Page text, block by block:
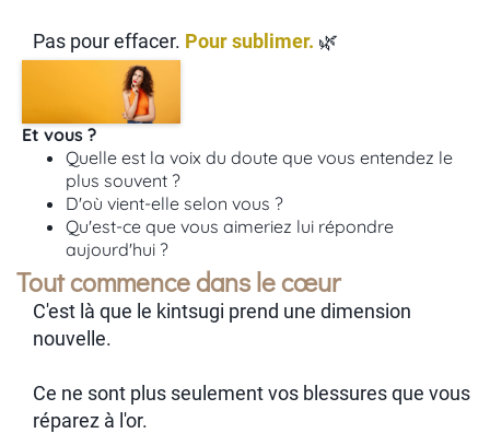
Pas pour effacer. Pour sublimer. 🌿
Et vous ?
Quelle est la voix du doute que vous entendez le
plus souvent ?
D'où vient-elle selon vous ?
Qu'est-ce que vous aimeriez lui répondre
aujourd'hui ?
Tout commence dans le cœur
C'est là que le kintsugi prend une dimension
nouvelle.
Ce ne sont plus seulement vos blessures que vous
réparez à l'or.